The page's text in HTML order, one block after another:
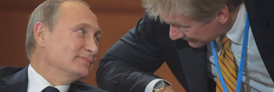
корупцією